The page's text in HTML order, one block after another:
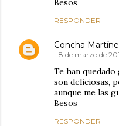
RESPONDER
Concha
8 de marzo de
Te han
son deliciosas,
aunque me las
Besos
RESPONDER